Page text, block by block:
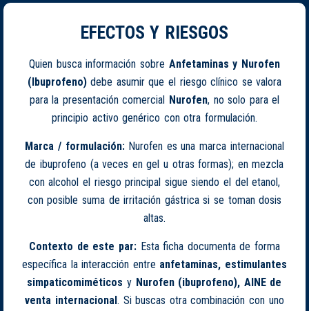
EFECTOS Y RIESGOS
Quien busca información sobre Anfetaminas y Nurofen
(Ibuprofeno)debe asumir que el riesgo clínico se valora
para la presentación comercial Nurofen, no solo para el
principio activo genérico con otra formulación.
Marca / formulación:Nurofen es una marca internacional
de ibuprofeno (a veces en gel u otras formas); en mezcla
con alcohol el riesgo principal sigue siendo el del etanol,
con posible suma de irritación gástrica si se toman dosis
altas.
Contexto de este par:Esta ficha documenta de forma
específica la interacción entre anfetaminas, estimulantes
simpaticomiméticos y Nurofen (ibuprofeno), AINE de
venta internacional. Si buscas otra combinación con uno